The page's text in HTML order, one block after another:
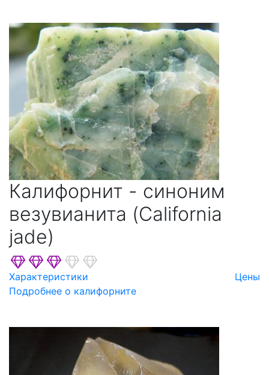
Халькопирита
Цеолитов
Шеелита
Шпинели
Эпидота
Калифорнит - синоним
везувианита (California
jade)
Характеристики
Цены
Подробнее о калифорните